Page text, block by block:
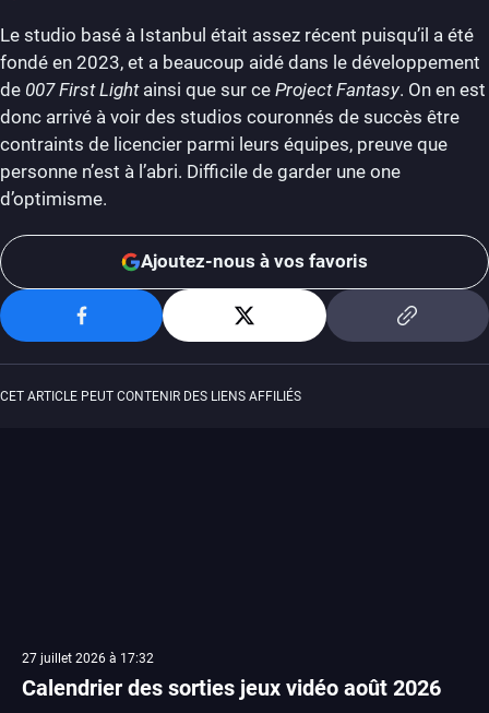
Le studio basé à Istanbul était assez récent puisqu’il a été
fondé en 2023, et a beaucoup aidé dans le développement
de 007 First Lightainsi que sur ce Project Fantasy. On en est
donc arrivé à voir des studios couronnés de succès être
contraints de licencier parmi leurs équipes, preuve que
personne n’est à l’abri. Difficile de garder une one
d’optimisme.
Ajoutez-nous à vos favoris
CET ARTICLE PEUT CONTENIR DES LIENS AFFILIÉS
27 juillet 2026 à 17:32
Calendrier des sorties jeux vidéo août 2026